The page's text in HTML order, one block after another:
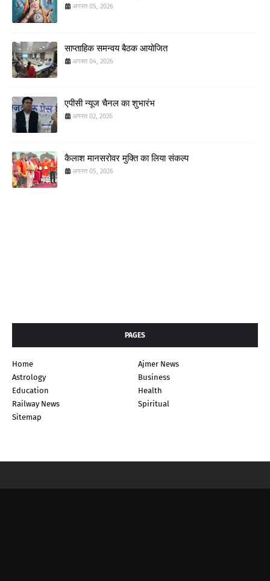
अगस्त 05, 2026
साप्ताहिक समन्वय बैठक आयोजित
अगस्त 04, 2026
एपीसी न्यूज चैनल का शुभारंभ
अगस्त 02, 2026
कैलाश मानसरोवर मुक्ति का लिया संकल्प
अगस्त 05, 2026
PAGES
Home
Ajmer News
Astrology
Business
Education
Health
Railway News
Spiritual
Sitemap